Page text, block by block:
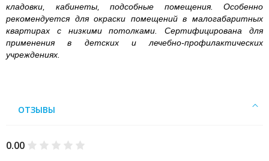
кладовки, кабинеты, подсобные помещения. Особенно
рекомендуется для окраски помещений в малогабаритных
квартирах с низкими потолками. Сертифицирована для
применения в детских и лечебно-профилактических
учреждениях.
ОТЗЫВЫ
0.00